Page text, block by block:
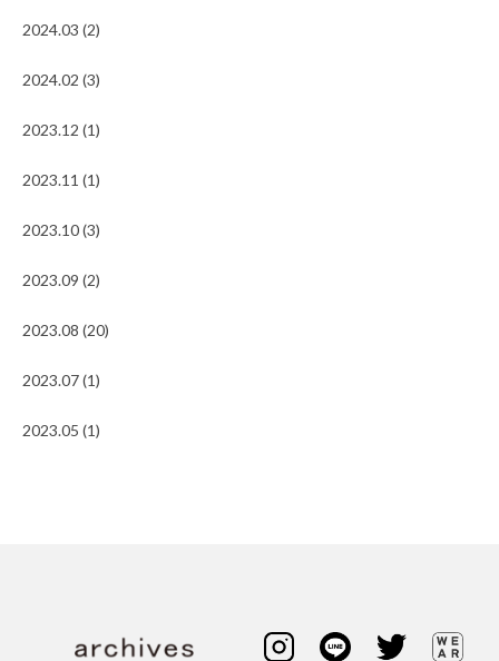
2024.03 (2)
2024.02 (3)
2023.12 (1)
2023.11 (1)
2023.10 (3)
2023.09 (2)
2023.08 (20)
2023.07 (1)
2023.05 (1)